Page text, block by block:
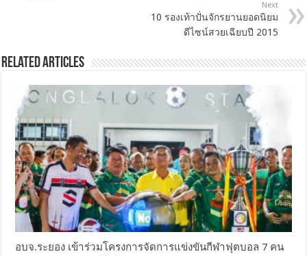
Next
10 รองเท้าปั่นจักรยานยอดนิยม
ดีไซน์สวยเฉียบปี 2015
Related Articles
อบจ.ระยอง เข้าร่วมโครงการจัดการแข่งขันกีฬาฟุตบอล 7 คน